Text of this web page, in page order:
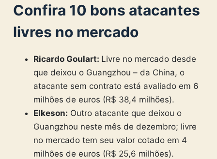
Confira 10 bons atacantes
livres no mercado
Ricardo Goulart: Livre no mercado desde
que deixou o Guangzhou – da China, o
atacante sem contrato está avaliado em 6
milhões de euros (R$ 38,4 milhões).
Elkeson: Outro atacante que deixou o
Guangzhou neste mês de dezembro; livre
no mercado tem seu valor cotado em 4
milhões de euros (R$ 25,6 milhões).